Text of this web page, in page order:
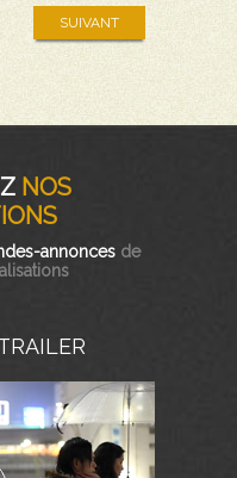
SUIVANT
NOS
annonces de